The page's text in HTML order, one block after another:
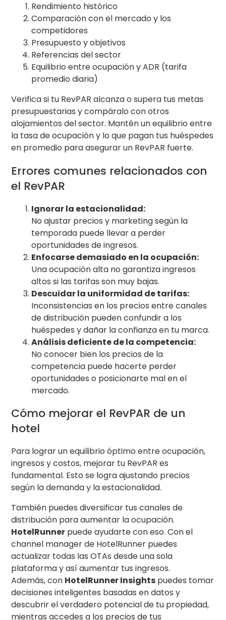
Rendimiento histórico
Comparación con el mercado y los
competidores
Presupuesto y objetivos
Referencias del sector
Equilibrio entre ocupación y ADR (tarifa
promedio diaria)
Verifica si tu RevPAR alcanza o supera tus metas
presupuestarias y compáralo con otros
alojamientos del sector. Mantén un equilibrio entre
la tasa de ocupación y lo que pagan tus huéspedes
en promedio para asegurar un RevPAR fuerte.
Errores comunes relacionados con
el RevPAR
Ignorar la estacionalidad:
No ajustar precios y marketing según la
temporada puede llevar a perder
oportunidades de ingresos.
Enfocarse demasiado en la ocupación:
Una ocupación alta no garantiza ingresos
altos si las tarifas son muy bajas.
Descuidar la uniformidad de tarifas:
Inconsistencias en los precios entre canales
de distribución pueden confundir a los
huéspedes y dañar la confianza en tu marca.
Análisis deficiente de la competencia:
No conocer bien los precios de la
competencia puede hacerte perder
oportunidades o posicionarte mal en el
mercado.
Cómo mejorar el RevPAR de un
hotel
Para lograr un equilibrio óptimo entre ocupación,
ingresos y costos, mejorar tu RevPAR es
fundamental. Esto se logra ajustando precios
según la demanda y la estacionalidad.
También puedes diversificar tus canales de
distribución para aumentar la ocupación.
HotelRunner puede ayudarte con eso. Con el
channel manager de HotelRunner puedes
actualizar todas las OTAs desde una sola
plataforma y así aumentar tus ingresos.
Además, con HotelRunner Insights puedes tomar
decisiones inteligentes basadas en datos y
descubrir el verdadero potencial de tu propiedad,
mientras accedes a los precios de tus